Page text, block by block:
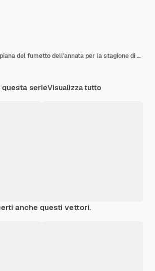
Illustrazione piana del fumetto dell'annata per la stagione di Halloween
serieVisualizza tutto
anche questi vettori.